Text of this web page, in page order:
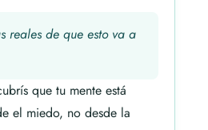
reales de que esto va a
que tu mente está
el miedo, no desde la